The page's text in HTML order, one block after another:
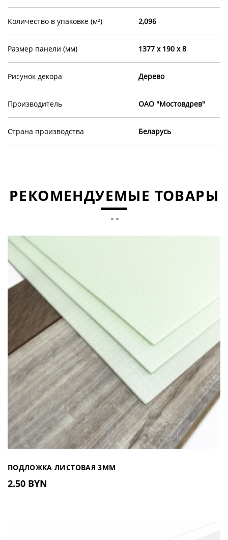
Количество в упаковке (м²) 2,096
Размер панели (мм) 1377 х 190 х 8
Рисунок декора Дерево
Производитель ОАО "Мостовдрев"
Страна производства Беларусь
РЕКОМЕНДУЕМЫЕ ТОВАРЫ
ПОДЛОЖКА ЛИСТОВАЯ 3ММ
2.50 BYN